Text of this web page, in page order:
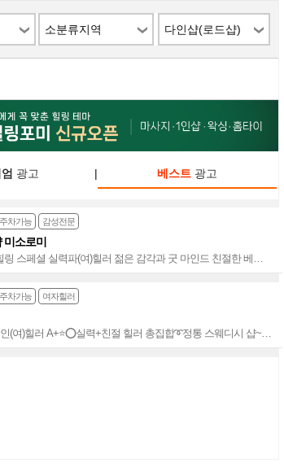
소분류지역 다인샵(로드샵)
광고 | 베스트광고
주차가능 감성전문
미소로미
링 스페셜 실력파(여)힐러 젊은 감각과 굿 마인드 친절한 베테
하는 실력뿜뿜 스웨디시~♥
주차가능 여자힐러
(여)힐러 A+⭐️⭕실력+친절 힐러 총집합➰정통 스웨디시 샵~!➰
명 이상 근무~⭐️